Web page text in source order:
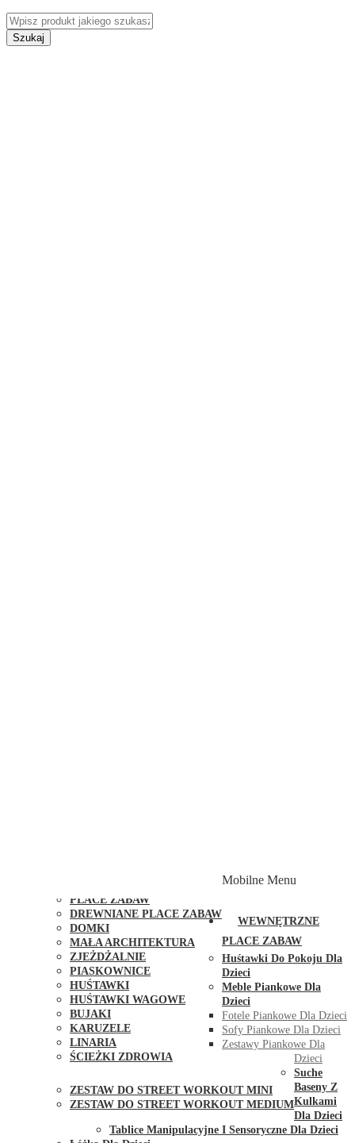
Szukaj
PLACE ZABAW
DREWNIANE PLACE ZABAW
DOMKI
MAŁA ARCHITEKTURA
ZJEŻDŻALNIE
PIASKOWNICE
HUŚTAWKI
HUŚTAWKI WAGOWE
BUJAKI
KARUZELE
LINARIA
ŚCIEŻKI ZDROWIA
ZESTAW DO STREET WORKOUT MINI
ZESTAW DO STREET WORKOUT MEDIUM
Mobilne Menu
WEWNĘTRZNE
PLACE ZABAW
Huśtawki Do Pokoju Dla
Dzieci
Meble Piankowe Dla
Dzieci
Fotele Piankowe Dla Dzieci
Sofy Piankowe Dla Dzieci
Zestawy Piankowe Dla
Dzieci
Suche
Baseny Z
Kulkami
Dla Dzieci
Tablice Manipulacyjne I Sensoryczne Dla Dzieci